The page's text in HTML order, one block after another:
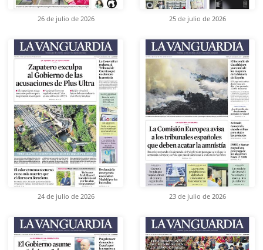
26 de julio de 2026 25 de julio de 2026
24 de julio de 2026 23 de julio de 2026